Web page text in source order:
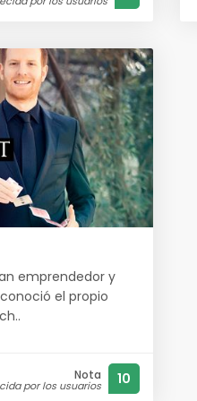
emprendedor y
el propio
Nota
por los usuarios 10